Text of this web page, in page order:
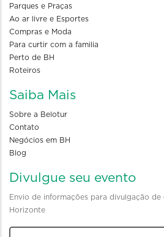
Parques e Praças
Ao ar livre e Esportes
Compras e Moda
Para curtir com a familia
Perto de BH
Roteiros
Saiba Mais
Sobre a Belotur
Contato
Negócios em BH
Blog
Divulgue seu evento
Envio de informações para divulgação
Horizonte